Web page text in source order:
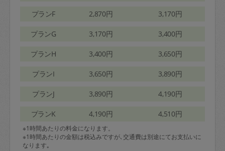
プランF 2,870円 3,170円
プランG 3,170円 3,400円
プランH 3,400円 3,650円
プランI 3,650円 3,890円
プランJ 3,890円 4,190円
プランK 4,190円 4,510円
※1時間あたりの料金になります。
※1時間あたりの金額は税込みですが､交通費は別途にてお支払いに
なります｡